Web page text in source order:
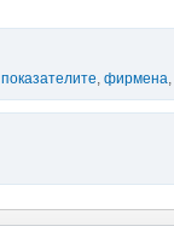
показателите, фирмена,